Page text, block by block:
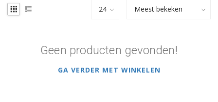
Geen producten gevonden!
GA VERDER MET WINKELEN